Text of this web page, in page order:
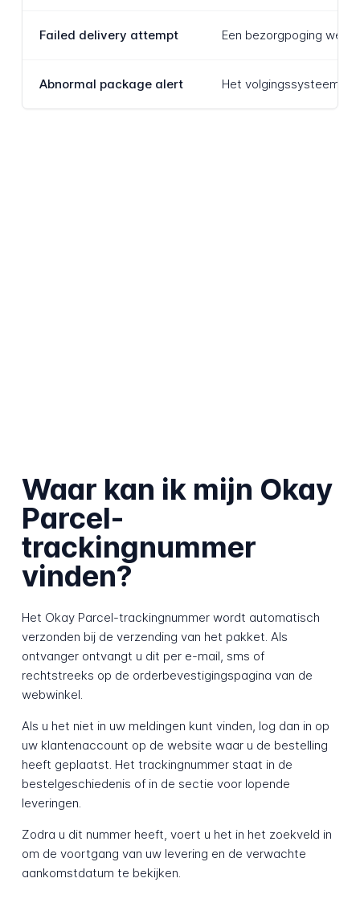
Failed delivery attempt Een bezorgpoging
Abnormal package alert Het volgingssysteem
Waar kan ik mijn Okay
Parcel-
trackingnummer
vinden?
Het Okay Parcel-trackingnummer wordt automatisch
verzonden bij de verzending van het pakket. Als
ontvanger ontvangt u dit per e-mail, sms of
rechtstreeks op de orderbevestigingspagina van de
webwinkel.
Als u het niet in uw meldingen kunt vinden, log dan in op
uw klantenaccount op de website waar u de bestelling
heeft geplaatst. Het trackingnummer staat in de
bestelgeschiedenis of in de sectie voor lopende
leveringen.
Zodra u dit nummer heeft, voert u het in het zoekveld in
om de voortgang van uw levering en de verwachte
aankomstdatum te bekijken.